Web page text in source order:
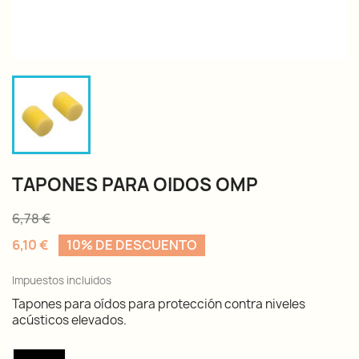
TAPONES PARA OIDOS OMP
6,78 €
6,10 €
10% DE DESCUENTO
Impuestos incluidos
Tapones para oídos para protección contra niveles
acústicos elevados.